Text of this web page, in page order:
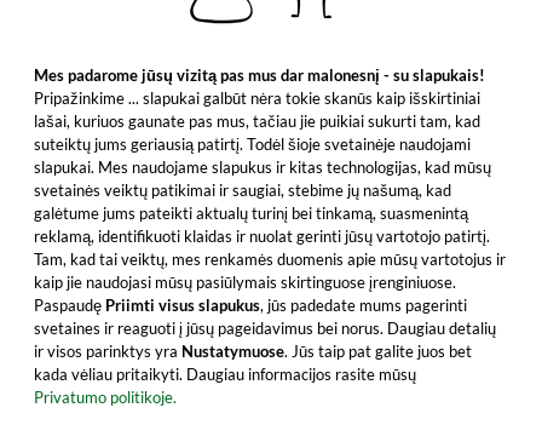
Mes padarome jūsų vizitą pas mus dar malonesnį - su slapukais!
Pripažinkime ... slapukai galbūt nėra tokie skanūs kaip išskirtiniai
lašai, kuriuos gaunate pas mus, tačiau jie puikiai sukurti tam, kad
suteiktų jums geriausią patirtį. Todėl šioje svetainėje naudojami
slapukai. Mes naudojame slapukus ir kitas technologijas, kad mūsų
svetainės veiktų patikimai ir saugiai, stebime jų našumą, kad
galėtume jums pateikti aktualų turinį bei tinkamą, suasmenintą
reklamą, identifikuoti klaidas ir nuolat gerinti jūsų vartotojo patirtį.
Tam, kad tai veiktų, mes renkamės duomenis apie mūsų vartotojus ir
kaip jie naudojasi mūsų pasiūlymais skirtinguose įrenginiuose.
Paspaudę Priimti visus slapukus, jūs padedate mums pagerinti
svetaines ir reaguoti į jūsų pageidavimus bei norus. Daugiau detalių
ir visos parinktys yra Nustatymuose. Jūs taip pat galite juos bet
kada vėliau pritaikyti. Daugiau informacijos rasite mūsų
Privatumo politikoje.